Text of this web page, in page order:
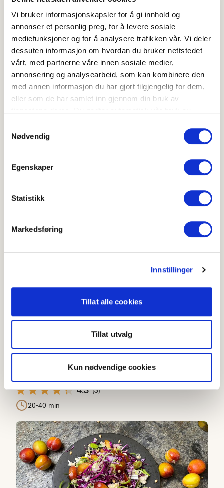
Vi bruker informasjonskapsler for å gi innhold og
annonser et personlig preg, for å levere sosiale
mediefunksjoner og for å analysere trafikken vår. Vi deler
dessuten informasjon om hvordan du bruker nettstedet
vårt, med partnerne våre innen sosiale medier,
annonsering og analysearbeid, som kan kombinere den
med annen informasjon du har gjort tilgjengelig for dem,
eller som de har samlet inn gjennom din bruk av
Nødvendig
Egenskaper
Statistikk
Markedsføring
Innstillinger
Tillat alle cookies
Tillat utvalg
Kun nødvendige cookies
Flere oppskrifter med spisskål
Wok med rød spisskål
Lun salat med grillet pære, rød spisskål og
4.3 (3)
20-40 min
Lun salat med grillet pære, rød spisskål og chèvre
Plommesalat med sesongens beste grønnsaker